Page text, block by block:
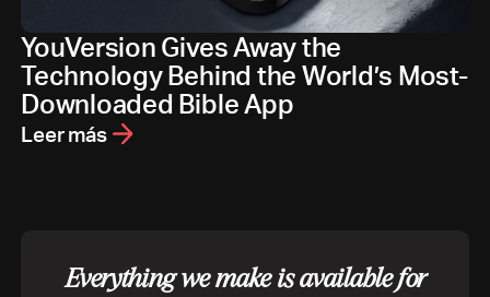
YouVersion Gives Away the
Technology Behind the World’s Most-
Downloaded Bible App
Leer más
Everything we make is available for